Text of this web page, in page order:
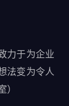
力于为企业
法变为令人